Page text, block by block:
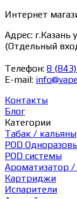
Интернет
Адрес: г.Казань
(Отдельный
Телефон: 8
E-mail:
Контакты
Блог
Категории
Табак / кальяны
POD
POD системы
Ароматизатор /
Картриджи
Испарители